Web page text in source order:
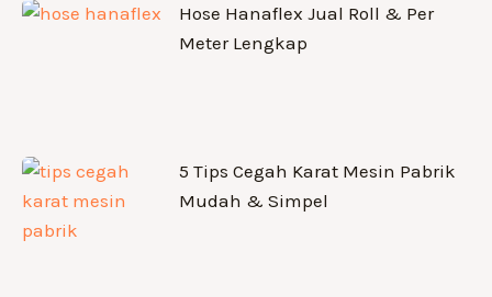
Hose Hanaflex Jual Roll & Per
Meter Lengkap
5 Tips Cegah Karat Mesin Pabrik
Mudah & Simpel